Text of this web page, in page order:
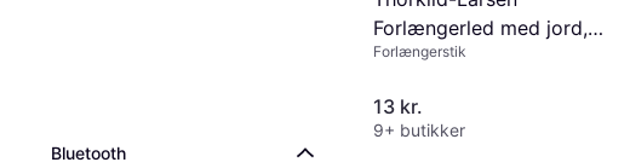
Bluetooth
Forlængerled med jord,
Grå
Forlængerstik
13 kr.
9+ butikker